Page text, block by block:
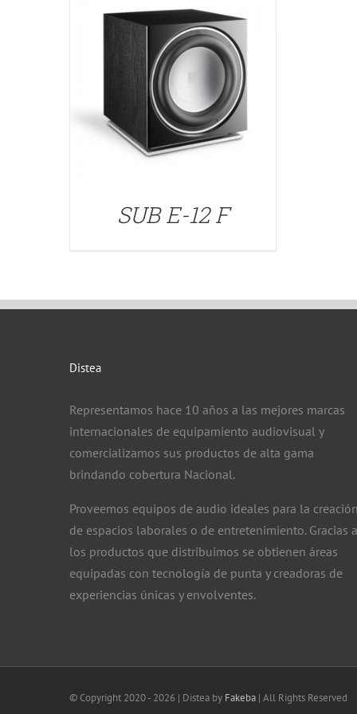
SUB E-12 F
Distea
Representamos hace 10 años a las mejores marcas
internacionales de equipamiento audiovisual y
comercializamos sus productos de alta gama
brindando cobertura Nacional.
Proveemos equipos de audio ideales para la creación
de espacios laborales o de entretenimiento. Gracias a
los productos que distribuimos se obtienen áreas
equipadas con tecnología de punta y creadoras de
experiencias únicas y envolventes.
© Copyright 2020 - 2026 | Distea by Fakeba | All Rights Reserved